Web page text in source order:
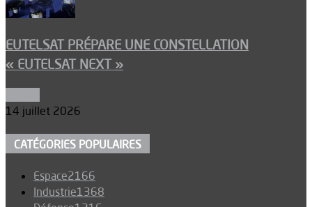
EUTELSAT PRÉPARE UNE CONSTELLATION
« EUTELSAT NEXT »
14 juillet 2026
CATÉGORIES POPULAIRES
Espace2166
Industrie1368